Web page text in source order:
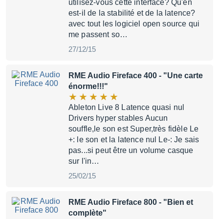
utilisez-vous cette interface? Qu'en
est-il de la stabilité et de la latence?
avec tout les logiciel open source qui
me passent so…
27/12/15
RME Audio Fireface 400 - "Une carte
énorme!!!"
Ableton Live 8 Latence quasi nul
Drivers hyper stables Aucun
souffle,le son est Super,très fidèle Le
+: le son et la latence nul Le-: Je sais
pas...si peut être un volume casque
sur l'in…
25/02/15
RME Audio Fireface 800 - "Bien et
complète"